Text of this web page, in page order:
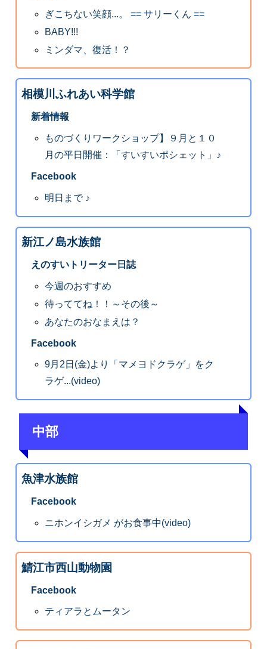
ぎこちない笑顔...。 == サリーくん ==
BABY!!!
ミンダマ、復活！？
相模川ふれあい科学館
新着情報
ものづくりワークショップ】９月と１０
月の平日開催：「すいすいポシェット」♪
Facebook
明日まで ♪
新江ノ島水族館
えのすいトリーター日誌
今週のおすすめ
待っててね！！～その後～
あなたのおなまえは？
Facebook
9月2日(金)より「マメヨドクラゲ」をク
ラゲ...(video)
中部
魚津水族館
Facebook
ニホンイシガメ がお食事中(video)
鯖江市西山動物園
Facebook
ティアラとムータン